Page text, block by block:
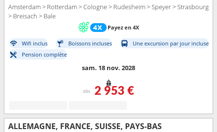
Amsterdam > Rotterdam > Cologne > Rudesheim > Speyer > Strasbourg
> Breisach > Bale
Payez en 4X
Wifi inclus Boissons incluses
Une excursion par jour incluse
Pension complète
sam. 18 nov. 2028
dès 2 953 €
ALLEMAGNE, FRANCE, SUISSE, PAYS-BAS